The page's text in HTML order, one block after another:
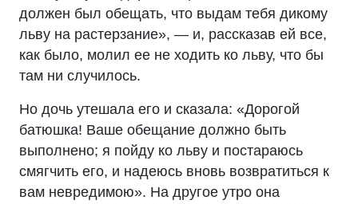
должен был обещать, что выдам тебя дикому
льву на растерзание», — и, рассказав ей все,
как было, молил ее не ходить ко льву, что бы
там ни случилось.
Но дочь утешала его и сказала: «Дорогой
батюшка! Ваше обещание должно быть
выполнено; я пойду ко льву и постараюсь
смягчить его, и надеюсь вновь возвратиться к
вам невредимою». На другое утро она